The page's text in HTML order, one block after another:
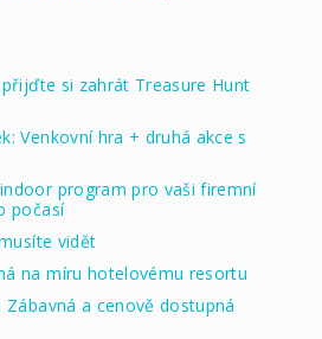
si zahrát Treasure Hunt
Venkovní hra + druhá akce s
program pro vaši firemní
počasí
vidět
na míru hotelovému resortu
a cenově dostupná